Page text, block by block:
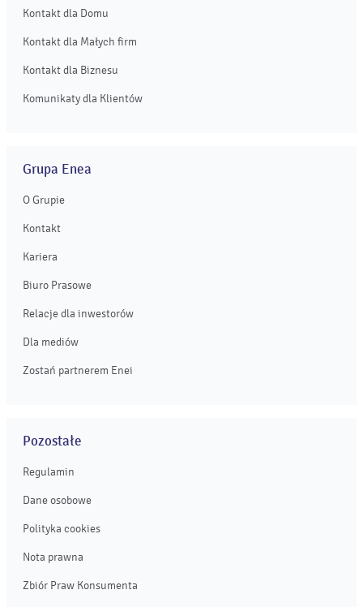
Kontakt dla Domu
Kontakt dla Małych firm
Kontakt dla Biznesu
Komunikaty dla Klientów
Grupa Enea
O Grupie
Kontakt
Kariera
Biuro Prasowe
Relacje dla inwestorów
Dla mediów
Zostań partnerem Enei
Pozostałe
Regulamin
Dane osobowe
Polityka cookies
Nota prawna
Zbiór Praw Konsumenta